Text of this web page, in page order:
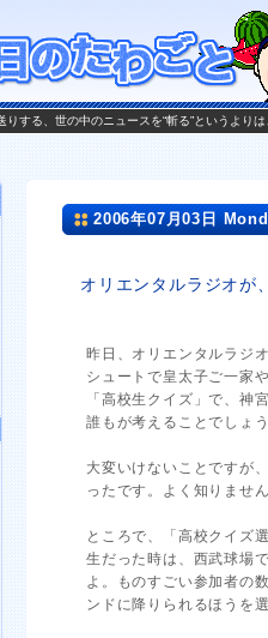
する、世の中のニュースを“斬る”というより
2006年07月03日
オリエンタルラジオが
昨日、オリエンタルラジ
シュートで皇太子ご一家
「高校生クイズ」で、神
誰もが考えることでしょ
大変いけないことですが
ったです。よく知りませ
ところで、「高校クイズ
生だった時は、西武球場
よ。ものすごい参加者の
ンドに降りられるほうを